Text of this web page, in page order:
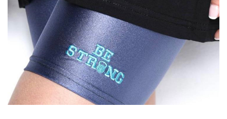
Αξεσουάρ Μπλουζάκια